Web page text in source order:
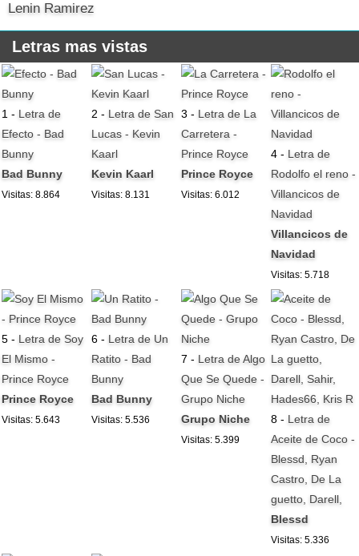
Lenin Ramirez
Letras mas vistas
1 - Letra de
Efecto - Bad
Bunny
Bad Bunny
Visitas: 8.864
2 - Letra de San
Lucas - Kevin
Kaarl
Kevin Kaarl
Visitas: 8.131
3 - Letra de La
Carretera -
Prince Royce
Prince Royce
Visitas: 6.012
4 - Letra de
Rodolfo el reno -
Villancicos de
Navidad
Villancicos de
Navidad
Visitas: 5.718
5 - Letra de Soy
El Mismo -
Prince Royce
Prince Royce
Visitas: 5.643
6 - Letra de Un
Ratito - Bad
Bunny
Bad Bunny
Visitas: 5.536
7 - Letra de Algo
Que Se Quede -
Grupo Niche
Grupo Niche
Visitas: 5.399
8 - Letra de
Aceite de Coco -
Blessd, Ryan
Castro, De La
guetto, Darell,
Blessd
Visitas: 5.336